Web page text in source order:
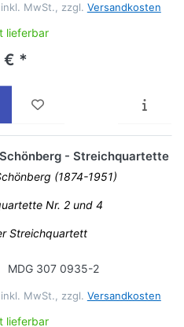
MwSt., zzgl. Versandkosten
lieferbar
€ *
- Streichquartette
(1874-1951)
Nr. 2 und 4
Streichquartett
MDG 307 0935-2
MwSt., zzgl. Versandkosten
lieferbar